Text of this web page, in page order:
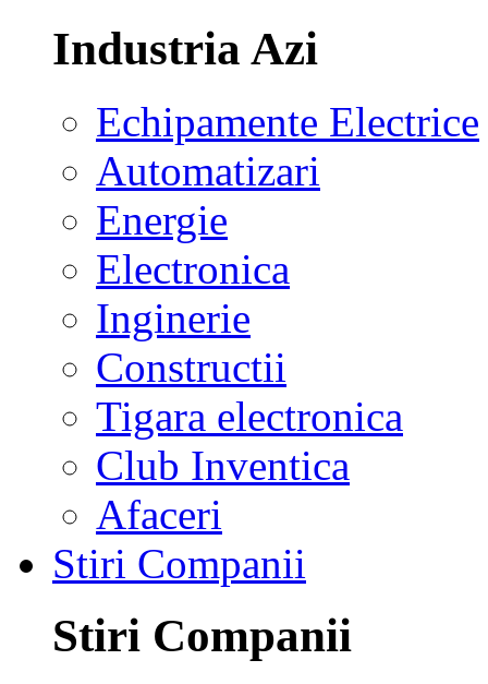
Industria Azi
Echipamente Electrice
Automatizari
Energie
Electronica
Inginerie
Constructii
Tigara electronica
Club Inventica
Afaceri
Stiri Companii
Stiri Companii